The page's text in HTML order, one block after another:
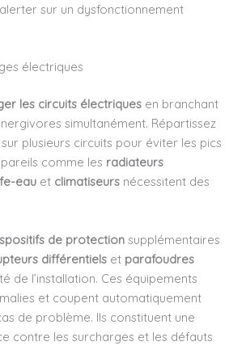
sur un dysfonctionnement
électriques
les circuits électriques en branchant
simultanément. Répartissez
plusieurs circuits pour éviter les pics
comme les radiateurs
eau et climatiseurs nécessitent des
de protection supplémentaires
différentiels et parafoudres
de l’installation. Ces équipements
et coupent automatiquement
de problème. Ils constituent une
contre les surcharges et les défauts